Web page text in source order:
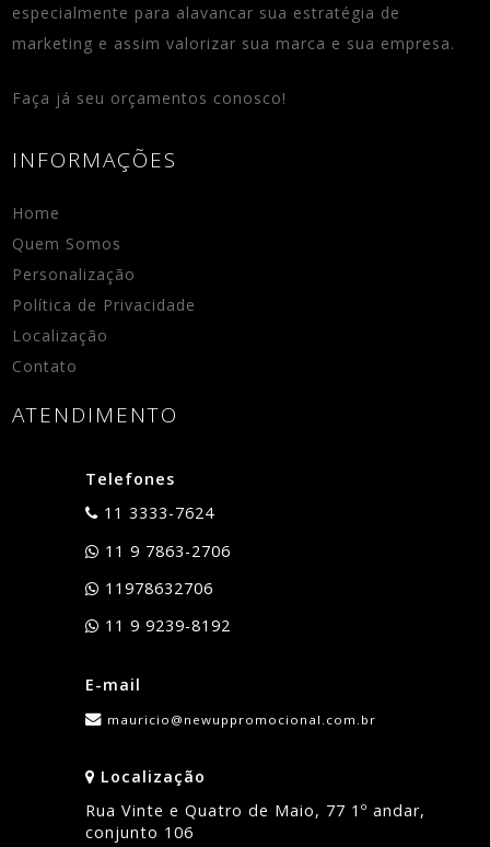
especialmente para alavancar sua estratégia de
marketing e assim valorizar sua marca e sua empresa.
Faça já seu orçamentos conosco!
INFORMAÇÕES
Home
Quem Somos
Personalização
Política de Privacidade
Localização
Contato
ATENDIMENTO
Telefones
11 3333-7624
11 9 7863-2706
11978632706
11 9 9239-8192
E-mail
mauricio@newuppromocional.com.br
Localização
Rua Vinte e Quatro de Maio, 77 1º andar,
conjunto 106